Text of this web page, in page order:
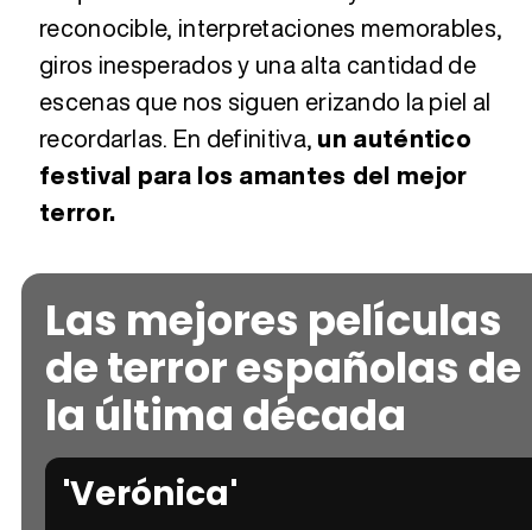
reconocible, interpretaciones memorables,
giros inesperados y una alta cantidad de
escenas que nos siguen erizando la piel al
recordarlas. En definitiva, un auténtico
festival para los amantes del mejor
terror.
Las mejores películas
de terror españolas de
la última década
'Verónica'